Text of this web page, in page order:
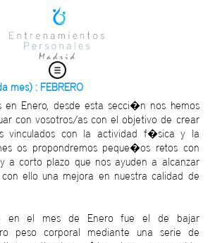
mes) : FEBRERO
en Enero, desde esta secci�n nos hemos
con vosotros/as con el objetivo de crear
vinculados con la actividad f�sica y la
os propondremos peque�os retos con
a corto plazo que nos ayuden a alcanzar
ello una mejora en nuestra calidad de
en el mes de Enero fue el de bajar
peso corporal mediante una serie de